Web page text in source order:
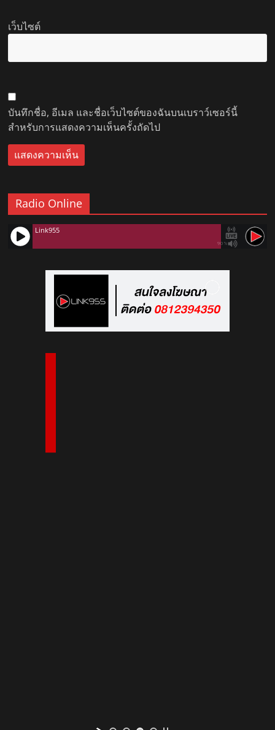
เว็บไซต์
บันทึกชื่อ, อีเมล และชื่อเว็บไซต์ของฉันบนเบราว์เซอร์นี้
สำหรับการแสดงความเห็นครั้งถัดไป
Radio Online
90%
Link955